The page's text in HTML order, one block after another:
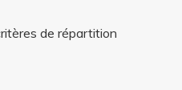
de répartition